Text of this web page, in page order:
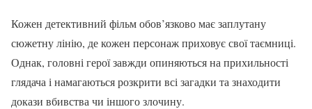
Кожен детективний фільм обов’язково має заплутану
сюжетну лінію, де кожен персонаж приховує свої таємниці.
Однак, головні герої завжди опиняються на прихильності
глядача і намагаються розкрити всі загадки та знаходити
докази вбивства чи іншого злочину.